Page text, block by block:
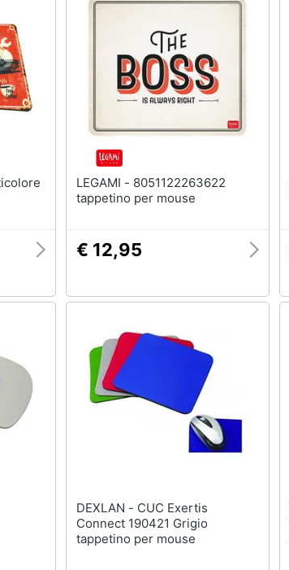
LEGAMI - 8051122263622
tappetino per mouse
€ 12,95
DEXLAN - CUC Exertis
Connect 190421 Grigio
tappetino per mouse